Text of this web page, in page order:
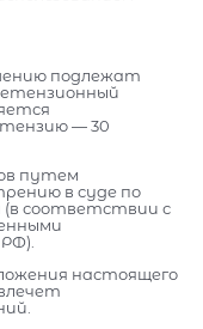
подлежат
— 30
путем
в суде по
соответствии с
настоящего